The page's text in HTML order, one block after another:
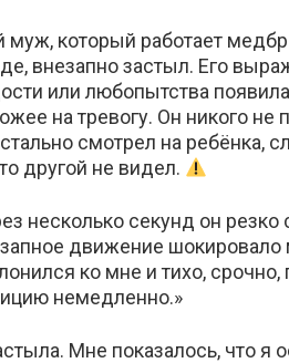
муж, который работает
внезапно застыл. Его
или любопытства
на тревогу. Он никого не
смотрел на ребёнка,
другой не видел.
несколько секунд он резко
движение шокировало
ко мне и тихо,
немедленно.»
Мне показалось, что я